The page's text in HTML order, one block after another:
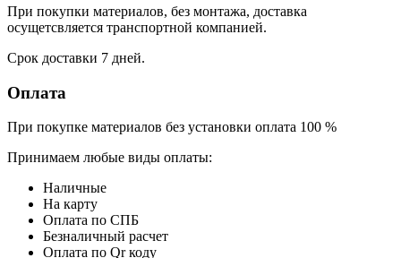
При покупки материалов, без монтажа, доставка
осущетсвляется транспортной компанией.
Срок доставки 7 дней.
Оплата
При покупке материалов без установки оплата 100 %
Принимаем любые виды оплаты:
Наличные
На карту
Оплата по СПБ
Безналичный расчет
Оплата по Qr коду